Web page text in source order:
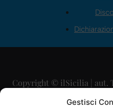
Gestisci
Copyright © ilSicilia | aut.
29/